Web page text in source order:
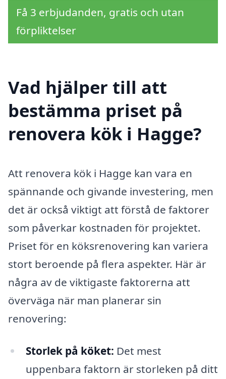
Få 3 erbjudanden, gratis och utan
förpliktelser
Vad hjälper till att
bestämma priset på
renovera kök i Hagge?
Att renovera kök i Hagge kan vara en
spännande och givande investering, men
det är också viktigt att förstå de faktorer
som påverkar kostnaden för projektet.
Priset för en köksrenovering kan variera
stort beroende på flera aspekter. Här är
några av de viktigaste faktorerna att
överväga när man planerar sin
renovering:
Storlek på köket: Det mest
uppenbara faktorn är storleken på ditt